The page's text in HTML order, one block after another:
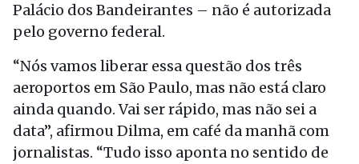
Palácio dos Bandeirantes – não é autorizada
pelo governo federal.
“Nós vamos liberar essa questão dos três
aeroportos em São Paulo, mas não está claro
ainda quando. Vai ser rápido, mas não sei a
data”, afirmou Dilma, em café da manhã com
jornalistas. “Tudo isso aponta no sentido de